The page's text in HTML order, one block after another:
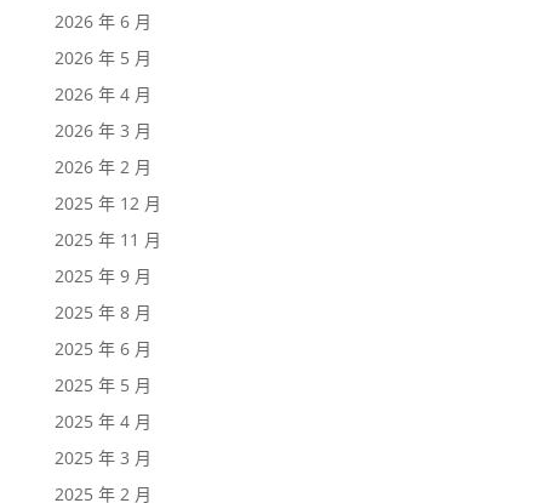
2026 年 6 月
2026 年 5 月
2026 年 4 月
2026 年 3 月
2026 年 2 月
2025 年 12 月
2025 年 11 月
2025 年 9 月
2025 年 8 月
2025 年 6 月
2025 年 5 月
2025 年 4 月
2025 年 3 月
2025 年 2 月